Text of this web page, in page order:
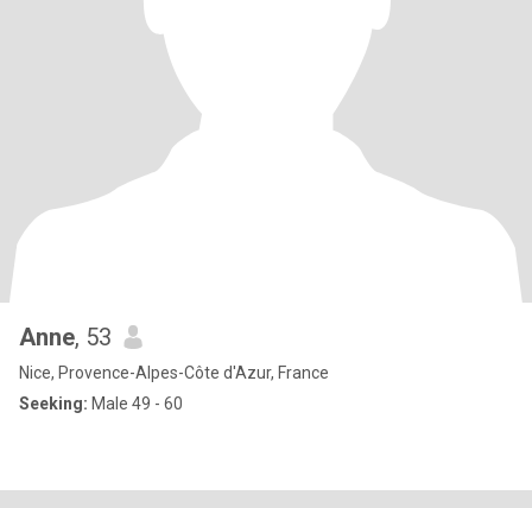
Anne, 53
Nice, Provence-Alpes-Côte d'Azur, France
Seeking: Male 49 - 60